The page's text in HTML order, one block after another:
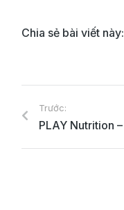
Chia sẻ bài viết này:
Trước: